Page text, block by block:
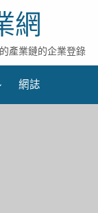
網
產業鏈的企業登錄
網誌